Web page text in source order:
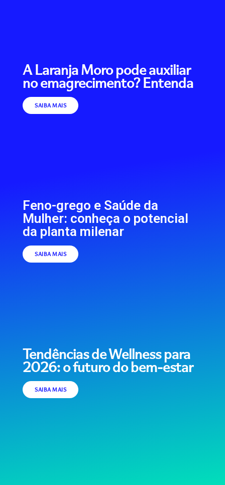
A Laranja Moro pode auxiliar
no emagrecimento? Entenda
SAIBA MAIS
Feno-grego e Saúde da
Mulher: conheça o potencial
da planta milenar
SAIBA MAIS
Tendências de Wellness para
2026: o futuro do bem-estar
SAIBA MAIS